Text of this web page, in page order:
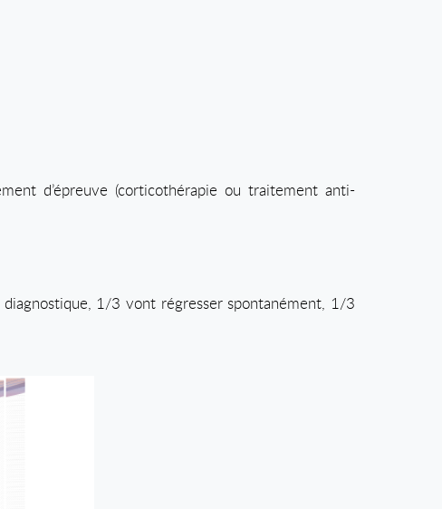
d’épreuve (corticothérapie ou traitement anti-
1/3 vont régresser spontanément, 1/3